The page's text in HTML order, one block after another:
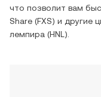
что позволит вам
Share (FXS) и другие
лемпира (HNL ).